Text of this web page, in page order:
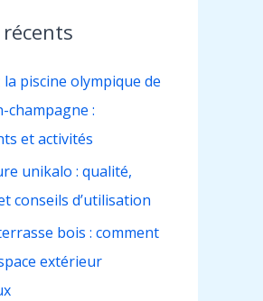
piscine olympique de
champagne :
et activités
unikalo : qualité,
conseils d’utilisation
bois : comment
extérieur